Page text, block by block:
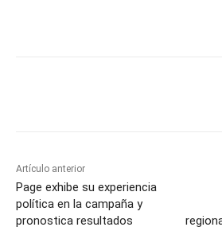
Artículo anterior
Page exhibe su experiencia
política en la campaña y
pronostica resultados